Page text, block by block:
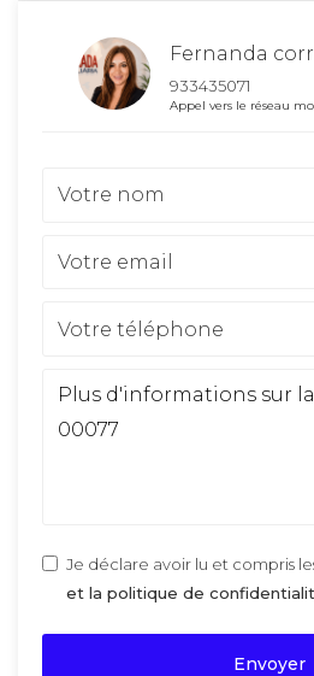
Fernanda
933435071
Appel vers le réseau
Je déclare avoir lu et compris
et la politique de
Envoyer